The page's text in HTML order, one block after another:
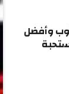
وأفضل